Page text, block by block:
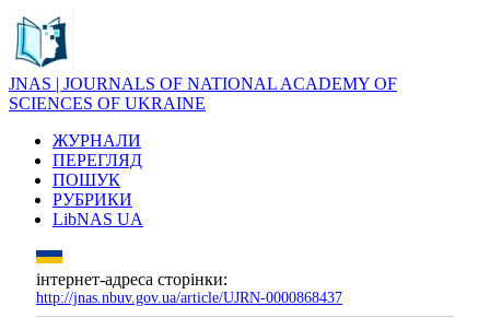
JNAS | JOURNALS OF NATIONAL ACADEMY OF
SCIENCES OF UKRAINE
ЖУРНАЛИ
ПЕРЕГЛЯД
ПОШУК
РУБРИКИ
LibNAS UA
інтернет-адреса сторінки:
http://jnas.nbuv.gov.ua/article/UJRN-0000868437